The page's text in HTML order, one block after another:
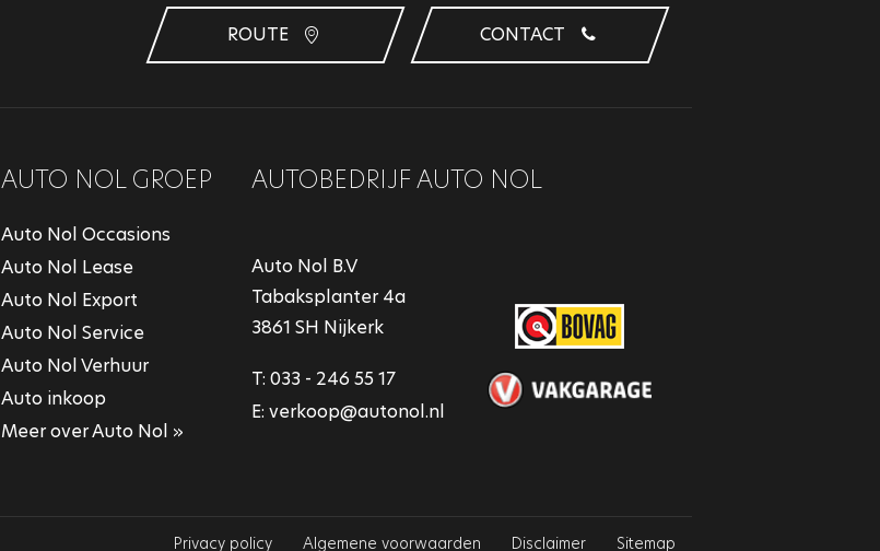
ROUTE CONTACT
AUTO NOL GROEP
Auto Nol Occasions
Auto Nol Lease
Auto Nol Export
Auto Nol Service
Auto Nol Verhuur
Auto inkoop
Meer over Auto Nol »
AUTOBEDRIJF AUTO NOL
Auto Nol B.V
Tabaksplanter 4a
3861 SH Nijkerk
T: 033 - 246 55 17
E: verkoop@autonol.nl
Privacy policy Algemene voorwaarden Disclaimer Sitemap